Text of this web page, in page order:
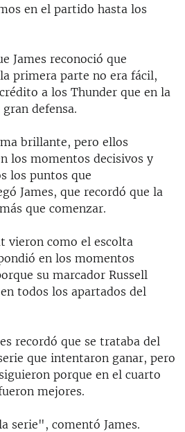
en el partido hasta los
James reconoció que
primera parte no era fácil,
a los Thunder que en la
defensa.
brillante, pero ellos
los momentos decisivos y
los puntos que
James, que recordó que la
que comenzar.
vieron como el escolta
en los momentos
su marcador Russell
todos los apartados del
recordó que se trataba del
que intentaron ganar, pero
porque en el cuarto
mejores.
serie", comentó James.